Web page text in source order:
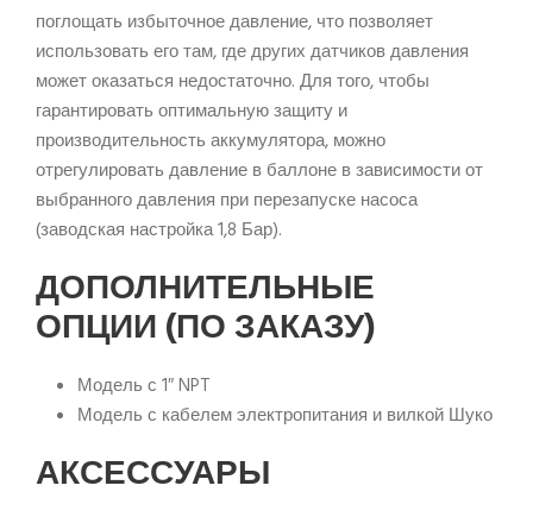
поглощать избыточное давление, что позволяет
использовать его там, где других датчиков давления
может оказаться недостаточно. Для того, чтобы
гарантировать оптимальную защиту и
производительность аккумулятора, можно
отрегулировать давление в баллоне в зависимости от
выбранного давления при перезапуске насоса
(заводская настройка 1,8 Бар).
ДОПОЛНИТЕЛЬНЫЕ
ОПЦИИ (ПО ЗАКАЗУ)
Модель с 1″ NPT
Модель с кабелем электропитания и вилкой Шуко
АКСЕССУАРЫ